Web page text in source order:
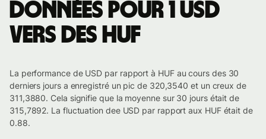
Données pour 1 USD
vers des HUF
La performance de USD par rapport à HUF au cours des 30
derniers jours a enregistré un pic de 320,3540 et un creux de
311,3880. Cela signifie que la moyenne sur 30 jours était de
315,7892. La fluctuation dee USD par rapport aux HUF était de
0.88.